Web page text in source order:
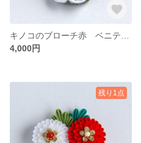
4,000円
残り1点